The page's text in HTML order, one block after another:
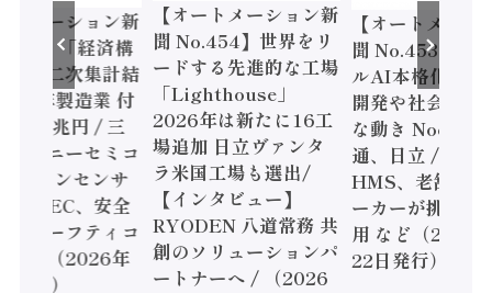
トメーション新
】世界をリ
る先進的な工場
」
は新たに16工
日立ヴァンタ
工場も選出/
タビュー】
八道常務 共
リューションパ
ーへ / （2026
【オートメーション新
聞 No.453】フィジカ
ルAI本格化へ 国産AI
開発や社会実装に活発
な動き Noetra、富士
通、日立 / 兵神装備 ×
HMS、老舗ポンプメ
ーカーが挑むデータ活
用 など（2026年7月
22日発行）
【オートメーシ
聞 No.452】ロ
ェル「スマート
ファクチャリン
書2026」、日
ピード感に課題
ソニック インダ
リー、モーショ
強化 / オムロン
安全設計支援（